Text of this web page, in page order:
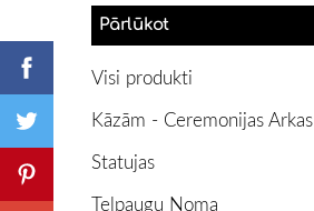
Pārlūkot
Visi produkti
Kāzām - Ceremonijas Arkas
Statujas
Telpaugu Noma